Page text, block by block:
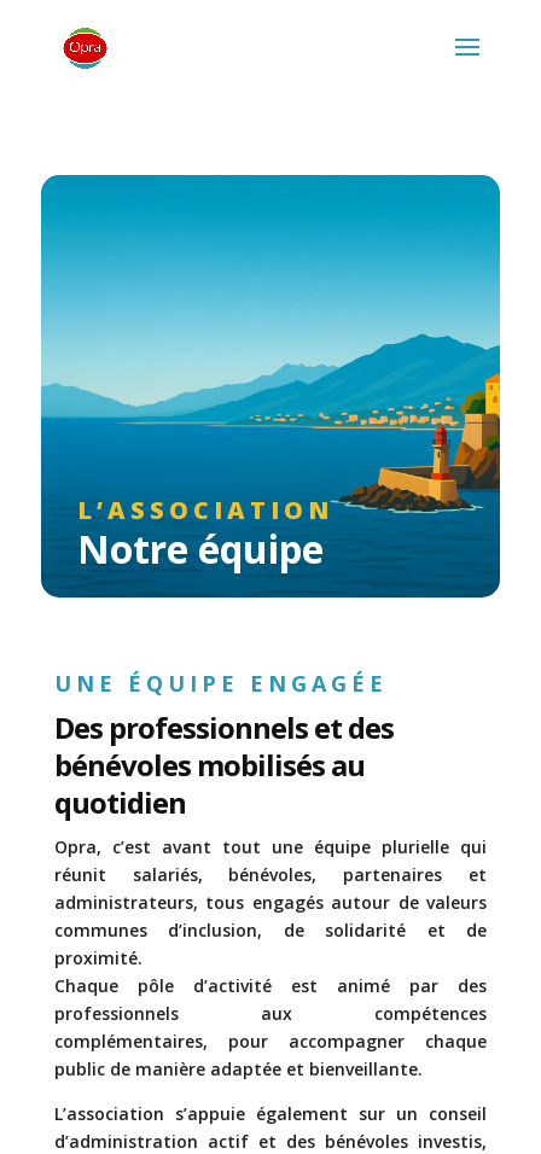
L’ASSOCIATION
Notre équipe
UNE ÉQUIPE ENGAGÉE
Des professionnels et des
bénévoles mobilisés au
quotidien
Opra, c’est avant tout une équipe plurielle qui
réunit salariés, bénévoles, partenaires et
administrateurs, tous engagés autour de valeurs
communes d’inclusion, de solidarité et de
proximité.
Chaque pôle d’activité est animé par des
professionnels aux compétences
complémentaires, pour accompagner chaque
public de manière adaptée et bienveillante.
L’association s’appuie également sur un conseil
d’administration actif et des bénévoles investis,